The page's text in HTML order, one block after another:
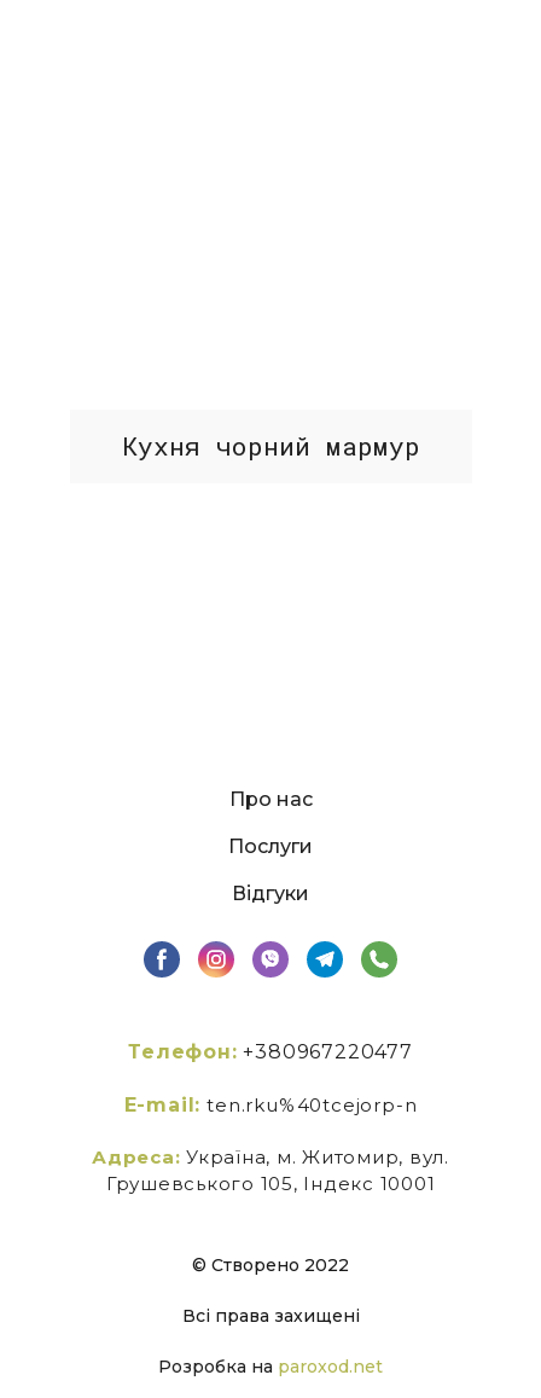
Кухня чорний мармур
Про нас
Послуги
Відгуки
Телефон: +380967220477
E-mail: ten.rku%40tcejorp-n
Адреса: Україна, м. Житомир, вул.
Грушевського 105, Індекс 10001
© Створено 2022
Всі права захищені
Розробка на paroxod.net